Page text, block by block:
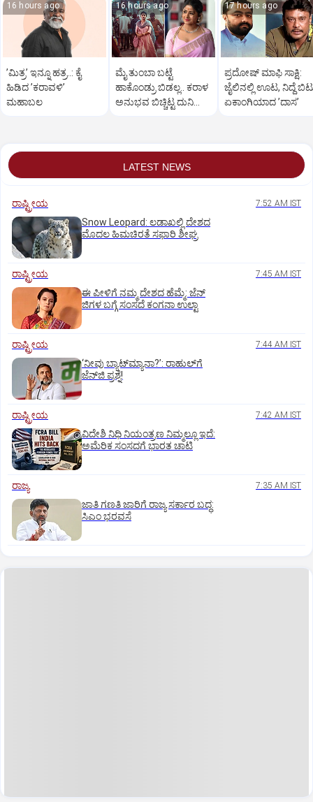
16 hours ago
ʼಮಿತ್ರʼ ಇನ್ನೂ ಹತ್ರ..: ಕೈ
ಹಿಡಿದ ʼಕರಾವಳಿʼ
ಮಹಾಬಲ
16 hours ago
ಮೈ ತುಂಬಾ ಬಟ್ಟೆ
ಹಾಕೊಂಡ್ರು ಬಿಡಲ್ಲ.. ಕರಾಳ
ಅನುಭವ ಬಿಚ್ಚಿಟ್ಟ ದುನಿಯಾ
17 hours ago
ಪ್ರದೋಷ್‌ ಮಾಫಿ ಸಾಕ್ಷಿ:
ಜೈಲಿನಲ್ಲಿ ಊಟ, ನಿದ್ದೆ
ಏಕಾಂಗಿಯಾದ ʼದಾಸʼ
LATEST NEWS
ರಾಷ್ಟ್ರೀಯ 7:52 AM IST
Snow Leopard: ಲಡಾಖಲ್ಲಿ ದೇಶದ
ಮೊದಲ ಹಿಮಚಿರತೆ ಸಫಾರಿ ಶೀಘ್ರ
ರಾಷ್ಟ್ರೀಯ 7:45 AM IST
ಈ ಪೀಳಿಗೆ ನಮ್ಮ ದೇಶದ ಹೆಮ್ಮೆ: ಜೆನ್‌
ಜಿಗಳ ಬಗ್ಗೆ ಸಂಸದೆ ಕಂಗನಾ ಉಲ್ಟಾ
ರಾಷ್ಟ್ರೀಯ 7:44 AM IST
‘ನೀವು ಬ್ಯಾಟ್‌ಮ್ಯಾನಾ?’: ರಾಹುಲ್‌ಗೆ
ಜೆನ್‌ಜಿ ಪ್ರಶ್ನೆ!
ರಾಷ್ಟ್ರೀಯ 7:42 AM IST
ವಿದೇಶಿ ನಿಧಿ ನಿಯಂತ್ರಣ ನಿಮ್ಮಲ್ಲೂ ಇದೆ:
ಅಮೆರಿಕ ಸಂಸದಗೆ ಭಾರತ ಚಾಟಿ
ರಾಜ್ಯ 7:35 AM IST
ಜಾತಿ ಗಣತಿ ಜಾರಿಗೆ ರಾಜ್ಯ ಸರ್ಕಾರ ಬದ್ಧ:
ಸಿಎಂ ಭರವಸೆ